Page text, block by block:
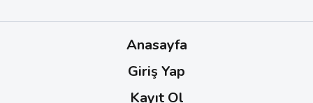
Anasayfa
Giriş Yap
Kayıt Ol